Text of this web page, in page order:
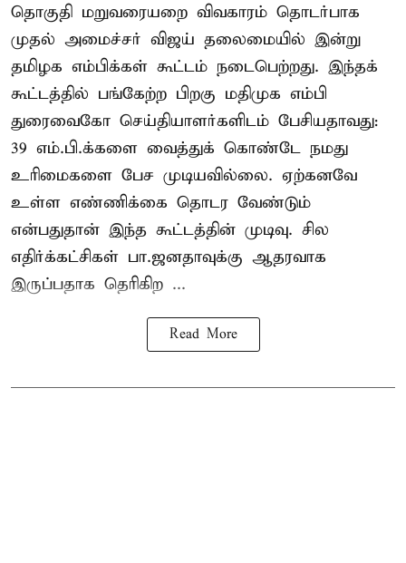
தொகுதி மறுவரையறை விவகாரம் தொடர்பாக
முதல் அமைச்சர் விஜய் தலைமையில் இன்று
தமிழக எம்பிக்கள் கூட்டம் நடைபெற்றது. இந்தக்
கூட்டத்தில் பங்கேற்ற பிறகு மதிமுக எம்பி
துரைவைகோ செய்தியாளர்களிடம் பேசியதாவது:
39 எம்.பி.க்களை வைத்துக் கொண்டே நமது
உரிமைகளை பேச முடியவில்லை. ஏற்கனவே
உள்ள எண்ணிக்கை தொடர வேண்டும்
என்பதுதான் இந்த கூட்டத்தின் முடிவு. சில
எதிர்க்கட்சிகள் பா.ஜனதாவுக்கு ஆதரவாக
இருப்பதாக தெரிகிற ...
Read More